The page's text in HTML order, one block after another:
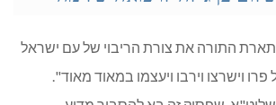
התורה את צורת הריבוי של עם ישראל
וישרצו וירבו ויעצמו במאוד מאוד".